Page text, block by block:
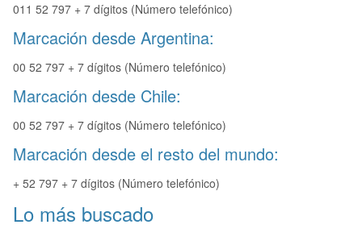
011 52 797 + 7 dígitos (Número telefónico)
Marcación desde Argentina:
00 52 797 + 7 dígitos (Número telefónico)
Marcación desde Chile:
00 52 797 + 7 dígitos (Número telefónico)
Marcación desde el resto del mundo:
+ 52 797 + 7 dígitos (Número telefónico)
Lo más buscado